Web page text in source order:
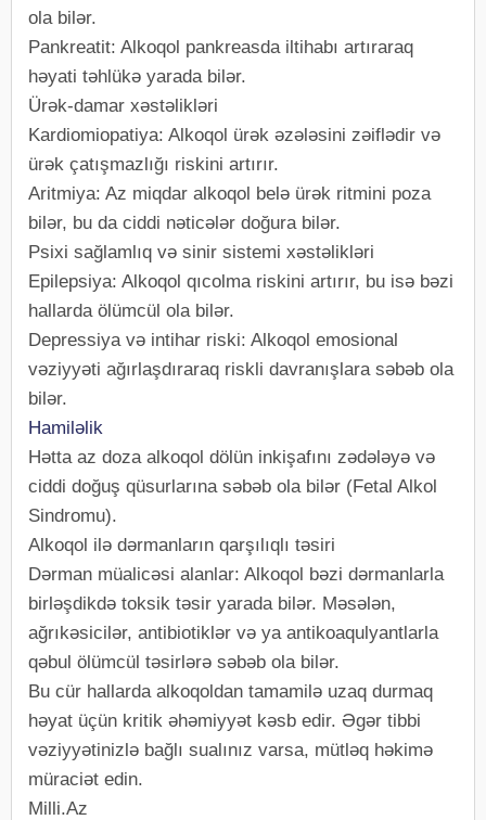
ola bilər.
Pankreatit: Alkoqol pankreasda iltihabı artıraraq
həyati təhlükə yarada bilər.
Ürək-damar xəstəlikləri
Kardiomiopatiya: Alkoqol ürək əzələsini zəiflədir və
ürək çatışmazlığı riskini artırır.
Aritmiya: Az miqdar alkoqol belə ürək ritmini poza
bilər, bu da ciddi nəticələr doğura bilər.
Psixi sağlamlıq və sinir sistemi xəstəlikləri
Epilepsiya: Alkoqol qıcolma riskini artırır, bu isə bəzi
hallarda ölümcül ola bilər.
Depressiya və intihar riski: Alkoqol emosional
vəziyyəti ağırlaşdıraraq riskli davranışlara səbəb ola
bilər.
Hamiləlik
Hətta az doza alkoqol dölün inkişafını zədələyə və
ciddi doğuş qüsurlarına səbəb ola bilər (Fetal Alkol
Sindromu).
Alkoqol ilə dərmanların qarşılıqlı təsiri
Dərman müalicəsi alanlar: Alkoqol bəzi dərmanlarla
birləşdikdə toksik təsir yarada bilər. Məsələn,
ağrıkəsicilər, antibiotiklər və ya antikoaqulyantlarla
qəbul ölümcül təsirlərə səbəb ola bilər.
Bu cür hallarda alkoqoldan tamamilə uzaq durmaq
həyat üçün kritik əhəmiyyət kəsb edir. Əgər tibbi
vəziyyətinizlə bağlı sualınız varsa, mütləq həkimə
müraciət edin.
Milli.Az